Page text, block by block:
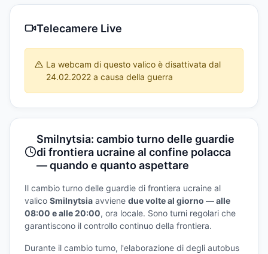
Telecamere Live
La webcam di questo valico è disattivata dal
24.02.2022 a causa della guerra
Smilnytsia: cambio turno delle guardie
di frontiera ucraine al confine polacca
— quando e quanto aspettare
Il cambio turno delle guardie di frontiera ucraine al
valico Smilnytsia avviene due volte al giorno — alle
08:00 e alle 20:00, ora locale. Sono turni regolari che
garantiscono il controllo continuo della frontiera.
Durante il cambio turno, l'elaborazione di degli autobus